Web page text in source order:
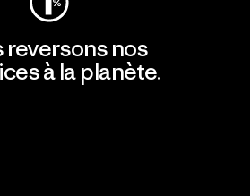
reversons nos
à la planète.